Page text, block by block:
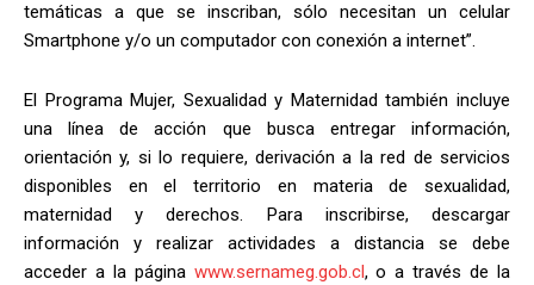
temáticas a que se inscriban, sólo necesitan un celular
Smartphone y/o un computador con conexión a internet”.
El Programa Mujer, Sexualidad y Maternidad también incluye
una línea de acción que busca entregar información,
orientación y, si lo requiere, derivación a la red de servicios
disponibles en el territorio en materia de sexualidad,
maternidad y derechos. Para inscribirse, descargar
información y realizar actividades a distancia se debe
acceder a la página www.sernameg.gob.cl, o a través de la